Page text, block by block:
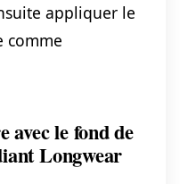
appliquer le
comme
avec le fond de
Longwear